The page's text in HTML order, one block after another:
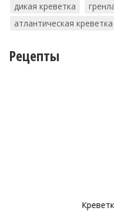
дикая креветка
атлантическая креветка
Рецепты
Креветки,